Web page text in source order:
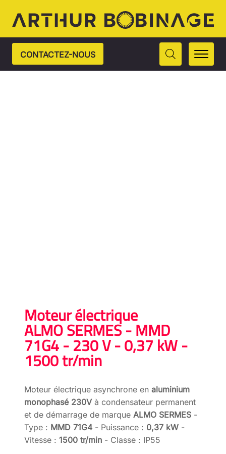
CONTACTEZ-NOUS
Moteur électrique
ALMO SERMES - MMD
71G4 - 230 V - 0,37 kW -
1500 tr/min
Moteur électrique asynchrone en aluminium
monophasé 230V à condensateur permanent
et de démarrage de marque ALMO SERMES -
Type : MMD 71G4 - Puissance : 0,37 kW -
Vitesse : 1500 tr/min - Classe : IP55